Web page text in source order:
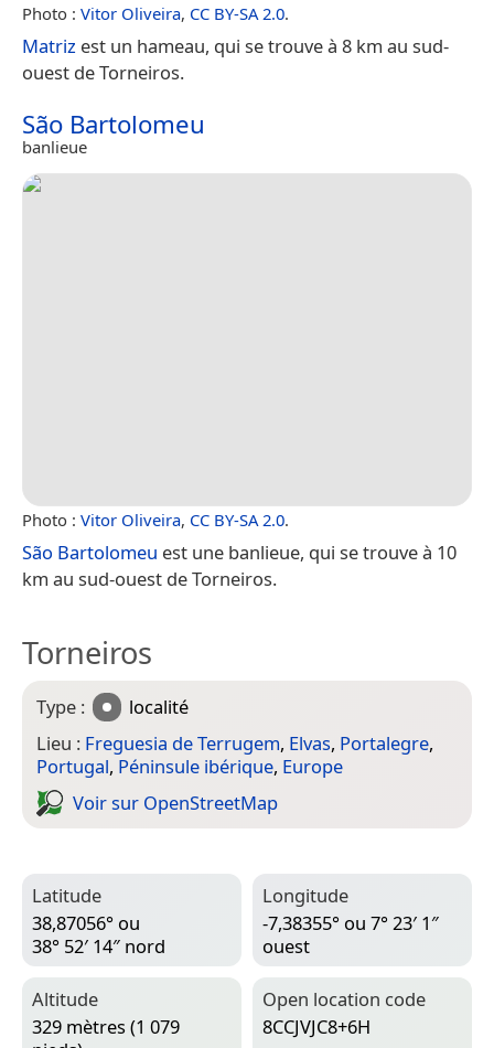
Photo : Vitor Oliveira, CC BY-SA 2.0.
Matriz est un hameau, qui se trouve à 8 km au sud-
ouest de Torneiros.
São Bartolomeu
banlieue
Photo : Vitor Oliveira, CC BY-SA 2.0.
São Bartolomeu est une banlieue, qui se trouve à 10
km au sud-ouest de Torneiros.
Torneiros
Type :
localité
Lieu : Freguesia de Terrugem, Elvas, Portalegre,
Portugal, Péninsule ibérique, Europe
Voir sur Open­Street­Map
Latitude
38,87056° ou
38° 52′ 14″ nord
Longitude
-7,38355° ou 7° 23′ 1″
ouest
Altitude
329 mètres (1 079
Open location code
8CCJVJC8+6H